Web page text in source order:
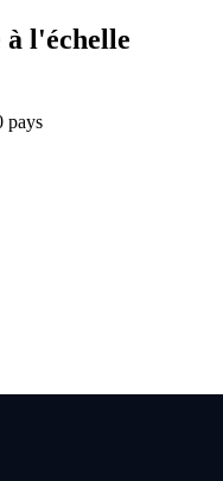
à l'échelle
pays